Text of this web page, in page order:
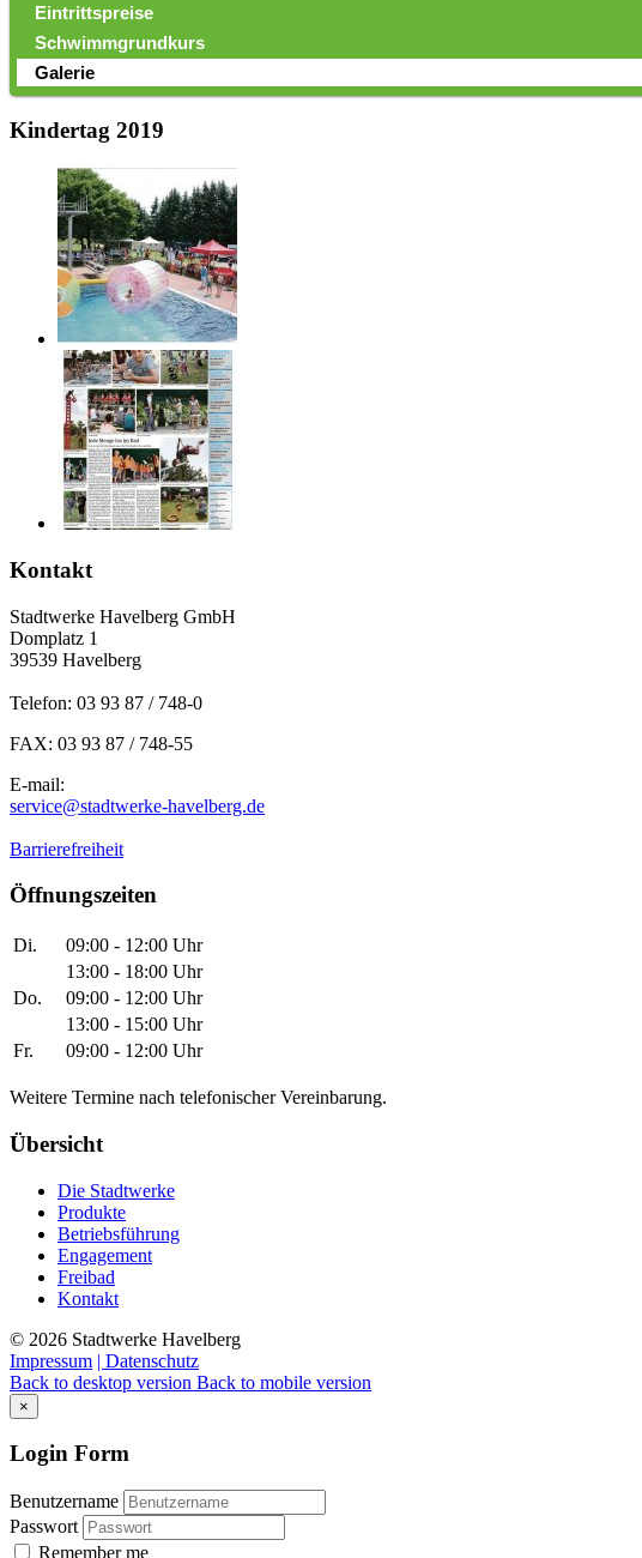
Eintrittspreise
Schwimmgrundkurs
Galerie
Kindertag 2019
Kontakt
Stadtwerke Havelberg GmbH
Domplatz 1
39539 Havelberg
Telefon: 03 93 87 / 748-0
FAX: 03 93 87 / 748-55
E-mail:
service@stadtwerke-havelberg.de
Barrierefreiheit
Öffnungszeiten
Di.
09:00 - 12:00 Uhr
13:00 - 18:00 Uhr
Do.
09:00 - 12:00 Uhr
13:00 - 15:00 Uhr
Fr.
09:00 - 12:00 Uhr
Weitere Termine nach telefonischer Vereinbarung.
Übersicht
Die Stadtwerke
Produkte
Betriebsführung
Engagement
Freibad
Kontakt
© 2026 Stadtwerke Havelberg
Impressum | Datenschutz
Back to desktop version Back to mobile version
×
Login Form
Benutzername
Passwort
Remember me